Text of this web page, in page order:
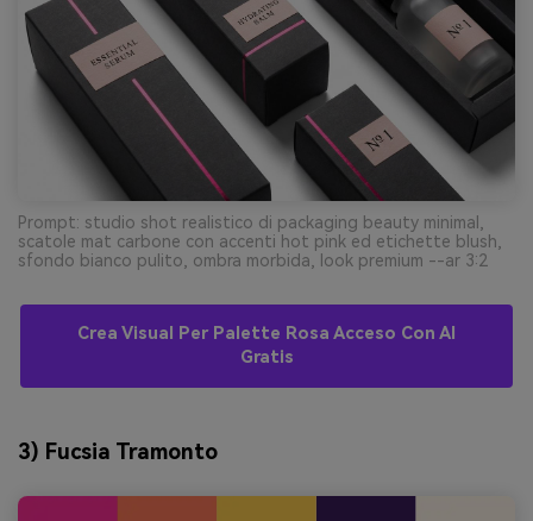
Prompt: studio shot realistico di packaging beauty minimal,
scatole mat carbone con accenti hot pink ed etichette blush,
sfondo bianco pulito, ombra morbida, look premium --ar 3:2
Crea Visual Per Palette Rosa Acceso Con AI
Gratis
3) Fucsia Tramonto